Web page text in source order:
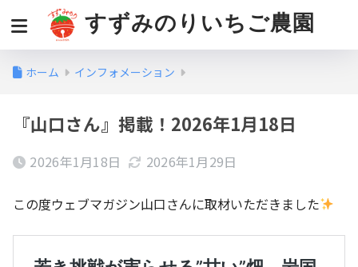
すずみのりいちご農園
ホーム インフォメーション
『山口さん』掲載！2026年1月18日
2026年1月18日 2026年1月29日
この度ウェブマガジン山口さんに取材いただきました